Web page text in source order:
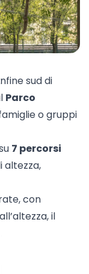
sud di
Parco
o gruppi
7 percorsi
altezza,
con
il